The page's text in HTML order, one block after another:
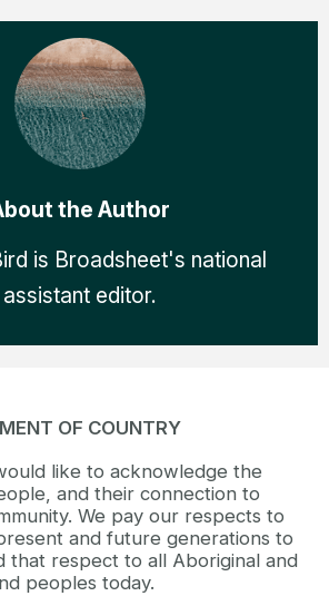
the Author
is Broadsheet's national
assistant editor.
OF COUNTRY
like to acknowledge the
and their connection to
We pay our respects to
and future generations to
that respect to all Aboriginal and
peoples today.